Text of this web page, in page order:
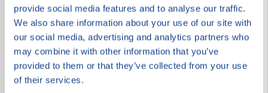
provide social media features and to analyse our traffic.
We also share information about your use of our site with
our social media, advertising and analytics partners who
may combine it with other information that you’ve
provided to them or that they’ve collected from your use
of their services.